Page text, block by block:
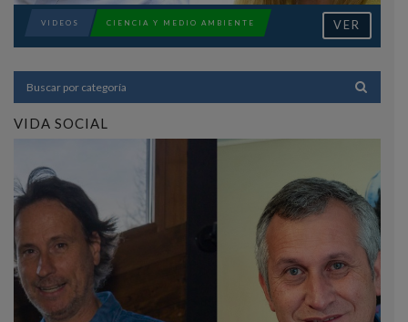
CIENCIA Y MEDIO AMBIENTE
VIDEOS VER
VIDA SOCIAL